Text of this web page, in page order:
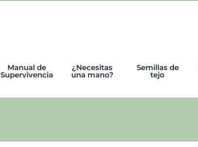
Manual de
Supervivencia
¿Necesitas
una mano?
Semillas de
tejo